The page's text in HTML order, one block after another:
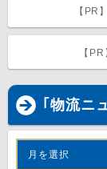
【PR
【
｢物流ニ
月を選択